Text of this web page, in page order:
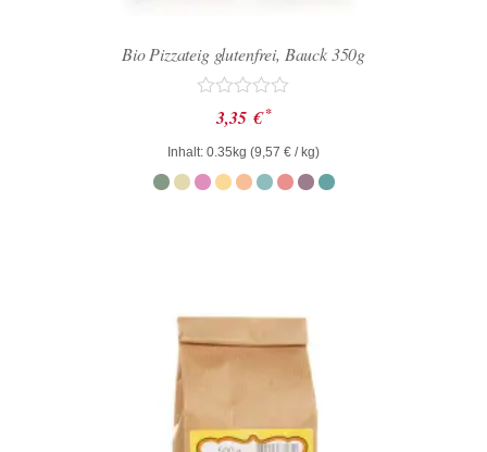
Bio Pizzateig glutenfrei, Bauck 350g
Bewertet
mit
0
von
5
3,35 € *
Inhalt: 0.35kg (9,57 € / kg)